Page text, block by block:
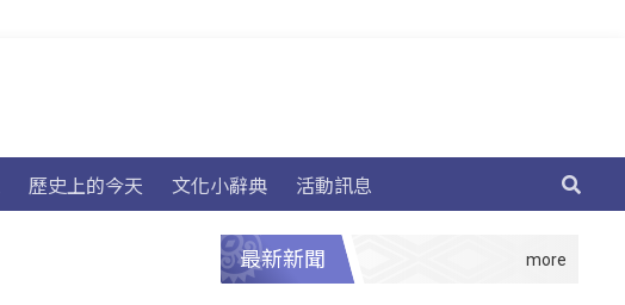
歷史上的今天 文化小辭典 活動訊息
最新新聞